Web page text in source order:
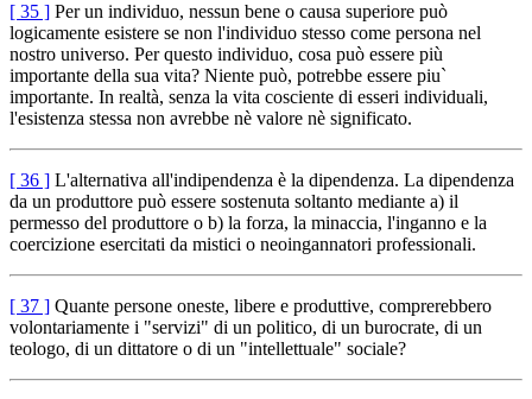
[ 35 ] Per un individuo, nessun bene o causa superiore può
logicamente esistere se non l'individuo stesso come persona nel
nostro universo. Per questo individuo, cosa può essere più
importante della sua vita? Niente può, potrebbe essere piu`
importante. In realtà, senza la vita cosciente di esseri individuali,
l'esistenza stessa non avrebbe nè valore nè significato.
[ 36 ] L'alternativa all'indipendenza è la dipendenza. La dipendenza
da un produttore può essere sostenuta soltanto mediante a) il
permesso del produttore o b) la forza, la minaccia, l'inganno e la
coercizione esercitati da mistici o neoingannatori professionali.
[ 37 ] Quante persone oneste, libere e produttive, comprerebbero
volontariamente i "servizi" di un politico, di un burocrate, di un
teologo, di un dittatore o di un "intellettuale" sociale?